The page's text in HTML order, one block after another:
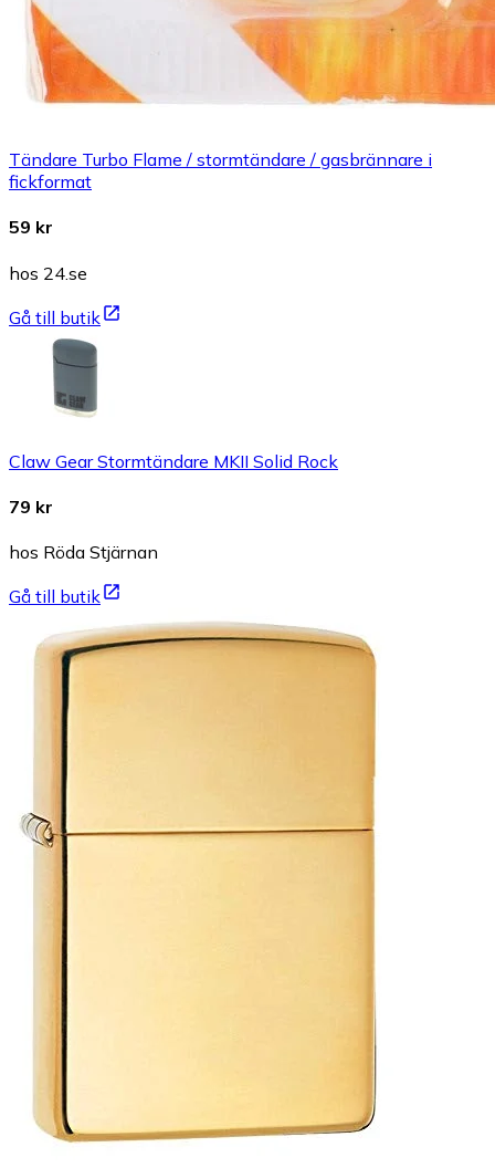
Tändare Turbo Flame / stormtändare / gasbrännare i
fickformat
59 kr
hos 24.se
Gå till butik
Claw Gear Stormtändare MKII Solid Rock
79 kr
hos Röda Stjärnan
Gå till butik